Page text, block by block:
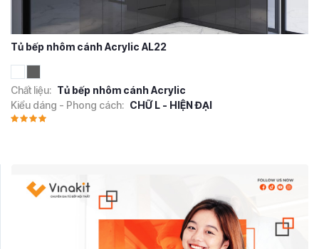
Tủ bếp nhôm cánh Acrylic AL22
Chất liệu: Tủ bếp nhôm cánh Acrylic
Kiểu dáng - Phong cách: CHỮ L - HIỆN ĐẠI